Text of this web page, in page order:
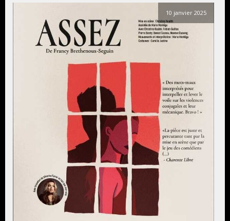
10 janvier 2025